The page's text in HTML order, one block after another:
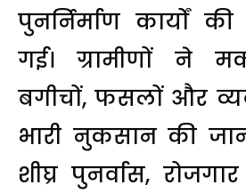
पुनर्निर्माण कार्यों
गई। ग्रामीणों ने
बगीचों, फसलों और
भारी नुकसान की
शीघ्र पुनर्वास,